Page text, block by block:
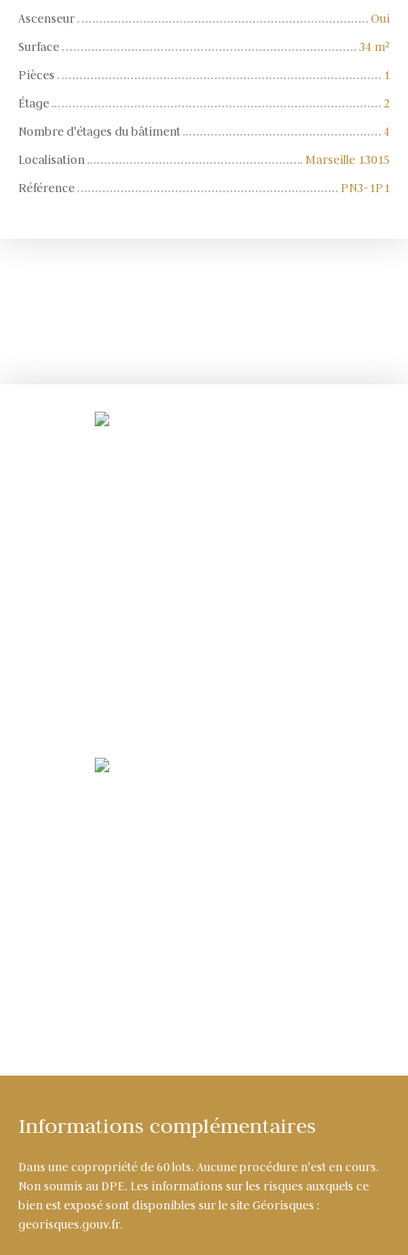
Ascenseur
Oui
Surface
34 m²
Pièces
1
Étage
2
Nombre d'étages du bâtiment
4
Localisation
Marseille 13015
Référence
PN3-1P1
Informations complémentaires
Dans une copropriété de 60 lots. Aucune procédure n'est en cours.
Non soumis au DPE. Les informations sur les risques auxquels ce
bien est exposé sont disponibles sur le site Géorisques :
georisques.gouv.fr.